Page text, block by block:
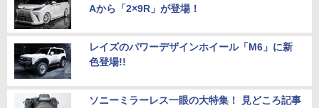
Aから「2×9R」が登場！
レイズのパワーデザインホイール「M6」に新
色登場!!
ソニーミラーレス一眼の大特集！ 見どころ記事